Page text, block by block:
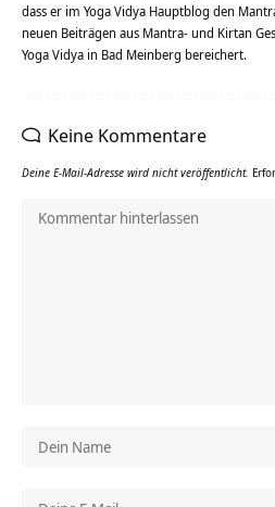
dass er im Yoga Vidya Hauptblog den
neuen Beiträgen aus Mantra- und Kirtan
Yoga Vidya in Bad Meinberg bereichert.
Keine Kommentare
Deine E-Mail-Adresse wird nicht veröffentlicht.